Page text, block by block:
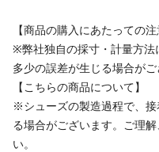
【商品の購入にあたっての注
※弊社独自の採寸・計量方法
多少の誤差が生じる場合がご
【こちらの商品について】
※シューズの製造過程で、
る場合がございます。ご理
い。